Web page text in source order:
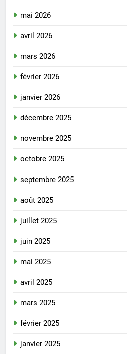
mai 2026
avril 2026
mars 2026
février 2026
janvier 2026
décembre 2025
novembre 2025
octobre 2025
septembre 2025
août 2025
juillet 2025
juin 2025
mai 2025
avril 2025
mars 2025
février 2025
janvier 2025